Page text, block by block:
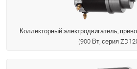
Коллекторный электродвигатель,
(900 Вт, серия